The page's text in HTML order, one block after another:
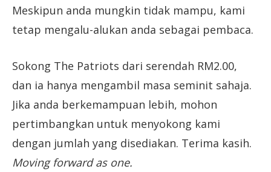
Meskipun anda mungkin tidak mampu, kami
tetap mengalu-alukan anda sebagai pembaca.
Sokong The Patriots dari serendah RM2.00,
dan ia hanya mengambil masa seminit sahaja.
Jika anda berkemampuan lebih, mohon
pertimbangkan untuk menyokong kami
dengan jumlah yang disediakan. Terima kasih.
Moving forward as one.